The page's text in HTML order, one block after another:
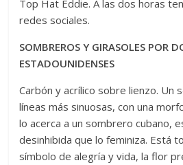
Top Hat Eddie. A las dos horas
redes sociales.
SOMBREROS Y GIRASOLES POR
ESTADOUNIDENSES
Carbón y acrílico sobre lienzo. Un
líneas más sinuosas, con una
lo acerca a un sombrero cubano,
desinhibida que lo feminiza. Está
símbolo de alegría y vida, la flor